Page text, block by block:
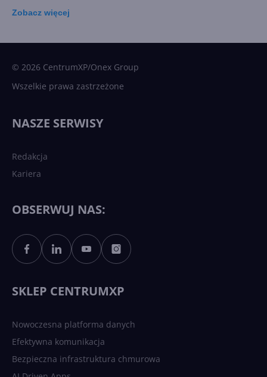
Sztuczna inteligencja po
polsku. Dość barier
Zobacz więcej
© 2026 CentrumXP/Onex Group
Wszelkie prawa zastrzeżone
NASZE SERWISY
Redakcja
Kariera
OBSERWUJ NAS:
SKLEP CENTRUMXP
Nowoczesna platforma danych
Efektywna komunikacja
Bezpieczna infrastruktura chmurowa